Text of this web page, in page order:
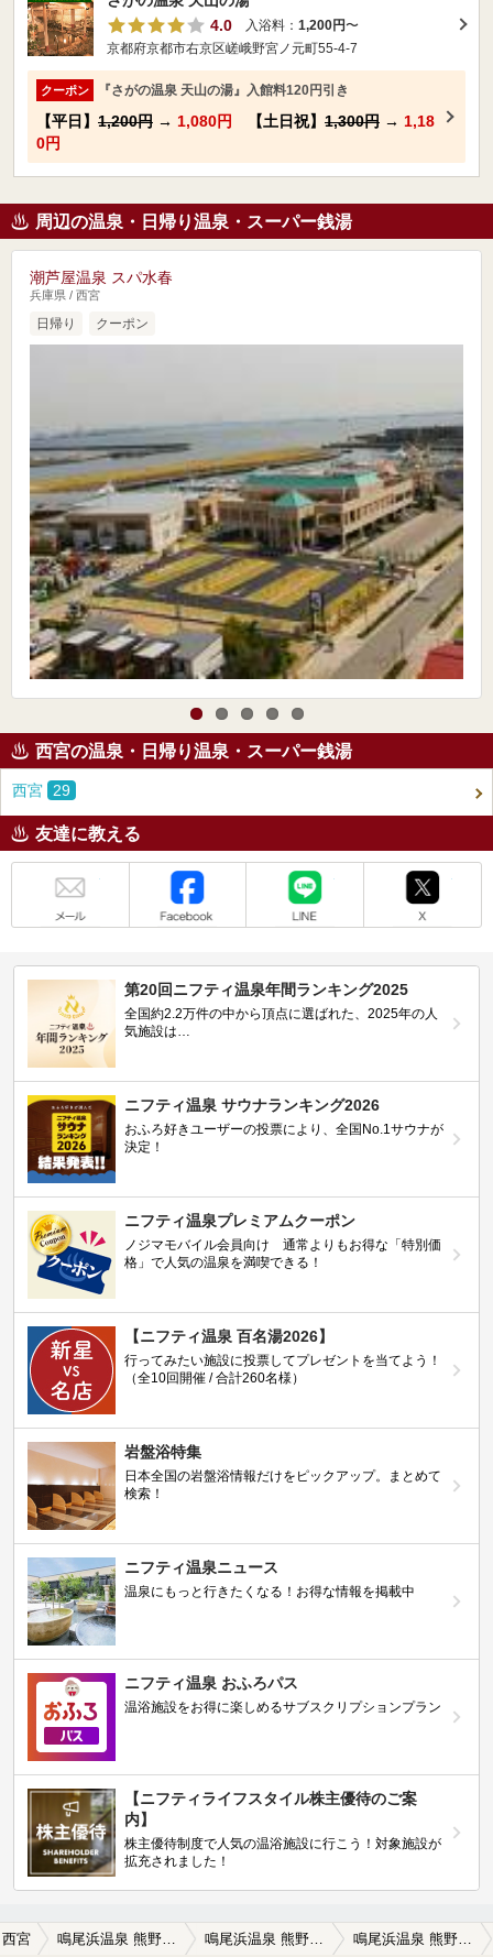
4.0
入浴料： 1,200円〜
京都府京都市右京区嵯峨野宮ノ元町55-4-7
クーポン 『さがの温泉 天山の湯』入館料120円引き
【平日】 1,200円 → 1,080円 【土日祝】 1,300円 → 1,18
0円
周辺の温泉・日帰り温泉・スーパー銭湯
潮芦屋温泉 スパ水春
兵庫県 / 西宮
日帰り クーポン
西宮の温泉・日帰り温泉・スーパー銭湯
西宮 29
友達に教える
第20回ニフティ温泉年間ランキング2025
全国約2.2万件の中から頂点に選ばれた、2025年の人
気施設は…
ニフティ温泉 サウナランキング2026
おふろ好きユーザーの投票により、全国No.1サウナが
決定！
ニフティ温泉プレミアムクーポン
ノジマモバイル会員向け 通常よりもお得な「特別価
格」で人気の温泉を満喫できる！
【ニフティ温泉 百名湯2026】
行ってみたい施設に投票してプレゼントを当てよう！
（全10回開催 / 合計260名様）
岩盤浴特集
日本全国の岩盤浴情報だけをピックアップ。まとめて
検索！
ニフティ温泉ニュース
温泉にもっと行きたくなる！お得な情報を掲載中
ニフティ温泉 おふろパス
温浴施設をお得に楽しめるサブスクリプションプラン
【ニフティライフスタイル株主優待のご案
内】
株主優待制度で人気の温浴施設に行こう！対象施設が
拡充されました！
西宮 鳴尾浜温泉 熊野の郷の口コミ ここは混みすぎずで利用しやすい。お風呂…